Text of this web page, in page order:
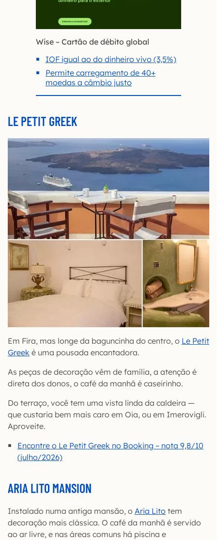
Wise – Cartão de débito global
IOF igual ao do dinheiro vivo (3,5%)
Permite carregamento de 40+
moedas a câmbio justo
LE PETIT GREEK
Em Fira, mas longe da baguncinha do centro, o Le Petit
Greek é uma pousada encantadora.
As peças de decoração vêm de família, a atenção é
direta dos donos, o café da manhã é caseirinho.
Do terraço, você tem uma vista linda da caldeira —
que custaria bem mais caro em Oia, ou em Imerovigli.
Aproveite.
Encontre o Le Petit Greek no Booking – nota 9,8/10
(julho/2026)
ARIA LITO MANSION
Instalado numa antiga mansão, o Aria Lito tem
decoração mais clássica. O café da manhã é servido
ao ar livre, e nas áreas comuns há piscina e